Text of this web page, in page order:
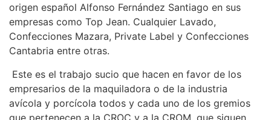
origen español Alfonso Fernández Santiago en sus
empresas como Top Jean. Cualquier Lavado,
Confecciones Mazara, Private Label y Confecciones
Cantabria entre otras.
Este es el trabajo sucio que hacen en favor de los
empresarios de la maquiladora o de la industria
avícola y porcícola todos y cada uno de los gremios
que pertenecen a la CROC y a la CROM, que siguen